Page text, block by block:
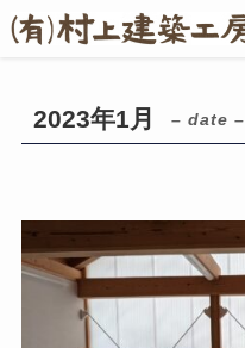
2023年1月 – date –